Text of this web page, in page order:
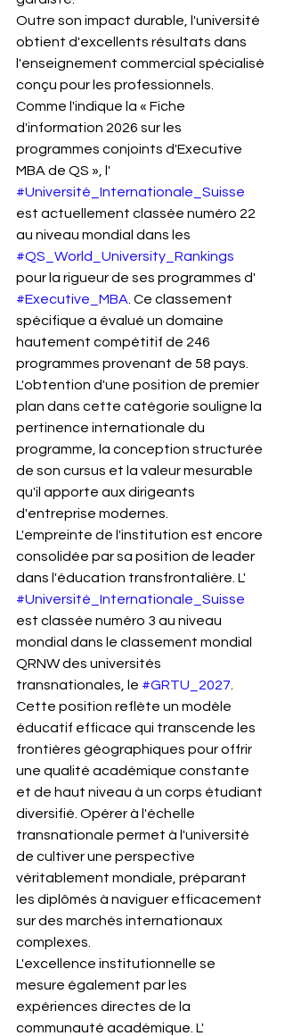
Outre son impact durable, l'université
obtient d'excellents résultats dans
l'enseignement commercial spécialisé
conçu pour les professionnels.
Comme l'indique la « Fiche
d'information 2026 sur les
programmes conjoints d'Executive
MBA de QS », l'
#Université_Internationale_Suisse
est actuellement classée numéro 22
au niveau mondial dans les
#QS_World_University_Rankings
pour la rigueur de ses programmes d'
#Executive_MBA . Ce classement
spécifique a évalué un domaine
hautement compétitif de 246
programmes provenant de 58 pays.
L'obtention d'une position de premier
plan dans cette catégorie souligne la
pertinence internationale du
programme, la conception structurée
de son cursus et la valeur mesurable
qu'il apporte aux dirigeants
d'entreprise modernes.
L'empreinte de l'institution est encore
consolidée par sa position de leader
dans l'éducation transfrontalière. L'
#Université_Internationale_Suisse
est classée numéro 3 au niveau
mondial dans le classement mondial
QRNW des universités
transnationales, le #GRTU_2027
Cette position reflète un modèle
éducatif efficace qui transcende les
frontières géographiques pour offrir
une qualité académique constante
et de haut niveau à un corps étudiant
diversifié. Opérer à l'échelle
transnationale permet à l'université
de cultiver une perspective
véritablement mondiale, préparant
les diplômés à naviguer efficacement
sur des marchés internationaux
complexes.
L'excellence institutionnelle se
mesure également par les
expériences directes de la
communauté académique. L'